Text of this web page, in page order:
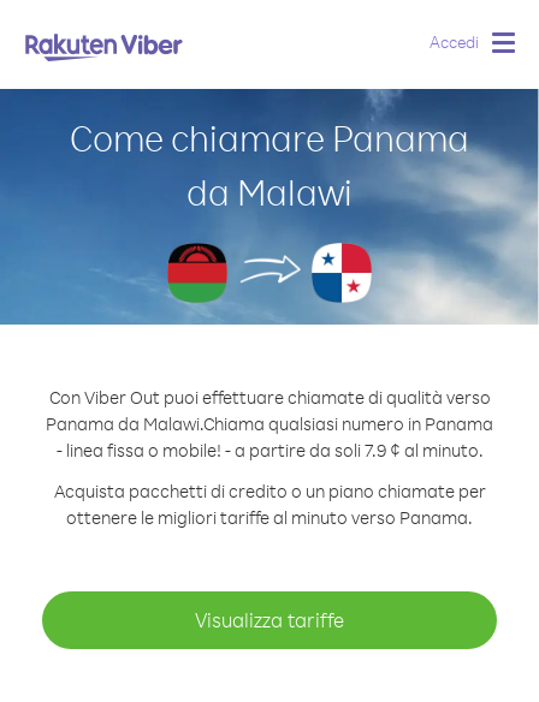
Accedi
Come chiamare Panama
da Malawi
Con Viber Out puoi effettuare chiamate di qualità verso
Panama da Malawi.Chiama qualsiasi numero in Panama
- linea fissa o mobile! - a partire da soli 7.9 ¢ al minuto.
Acquista pacchetti di credito o un piano chiamate per
ottenere le migliori tariffe al minuto verso Panama.
Visualizza tariffe